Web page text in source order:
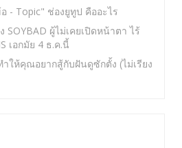
- Topic" ช่องยูทูป คืออะไร
ผู้ไม่เคยเปิดหน้าตา ไร้
เอกมัย 4 ธ.ค.นี้
ำให้คุณอยากสู้กับฝันดูซักตั้ง (ไม่เรียง